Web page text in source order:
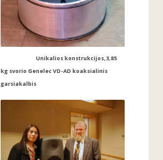
Unikalios konstrukcijos,3,85
kg svorio Genelec VD-AD koaksialinis
garsiakalbis